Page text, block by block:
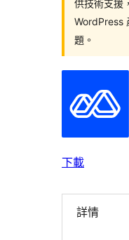
供技術支援
WordPress
題。
下載
詳情